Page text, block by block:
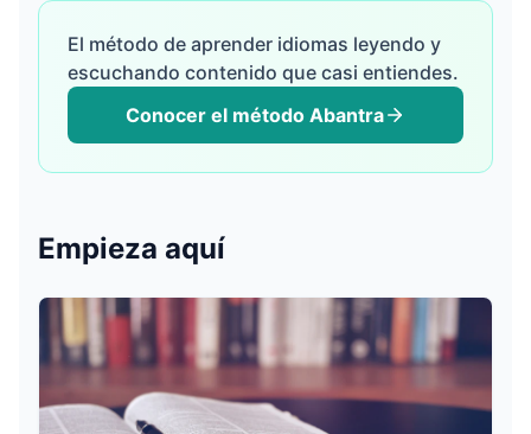
تسجيل الدخول
Português
El método de aprender idiomas leyendo y
escuchando contenido que casi entiendes.
Conocer el método Abantra
Empieza aquí